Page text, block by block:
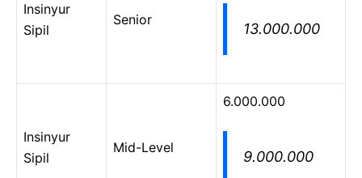
Insinyur
Sipil
Senior
13.000.000
Insinyur
Sipil
Mid-Level
6.000.000
9.000.000